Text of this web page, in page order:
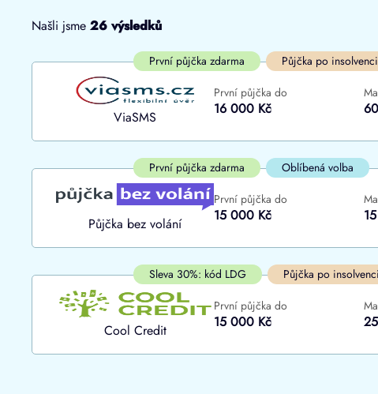
Do
První půjčka zdarma
ano
Našli jsme 26 výsledků
První půjčka zdarma Půjčka po insolvenci
ViaSMS
První půjčka do
16 000 Kč
První půjčka zdarma Oblíbená volba
Půjčka bez volání
První půjčka do
15 000 Kč
Sleva 30%: kód LDG Půjčka po insolvenci
Cool Credit
První půjčka do
15 000 Kč